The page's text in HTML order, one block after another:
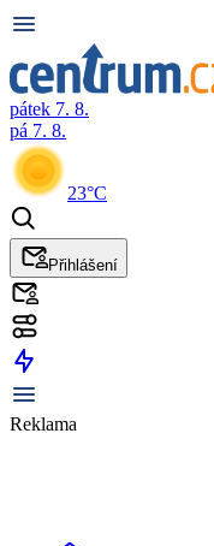
pátek 7. 8.
pá 7. 8.
23°C
Přihlášení
Reklama